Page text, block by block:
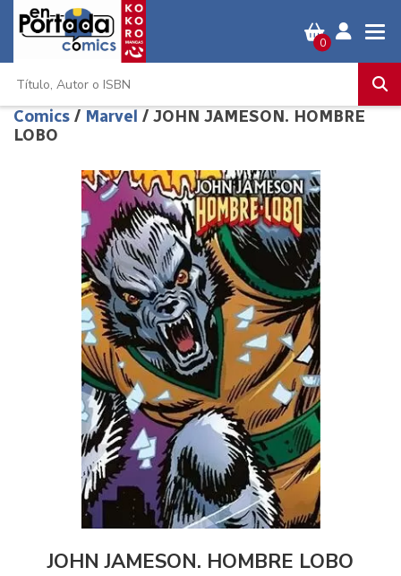
0
Comics / Marvel / JOHN JAMESON. HOMBRE
LOBO
JOHN JAMESON. HOMBRE LOBO